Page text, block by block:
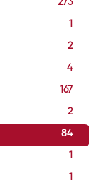
273
1
2
4
167
2
84
1
1